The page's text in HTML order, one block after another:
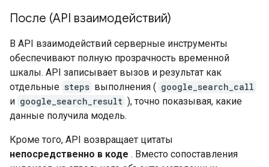
После (API взаимодействий)
В API взаимодействий серверные инструменты
обеспечивают полную прозрачность временной
шкалы. API записывает вызов и результат как
отдельные steps выполнения ( google_search_call
и google_search_result ), точно показывая, какие
данные получила модель.
Кроме того, API возвращает цитаты
непосредственно в коде . Вместо сопоставления